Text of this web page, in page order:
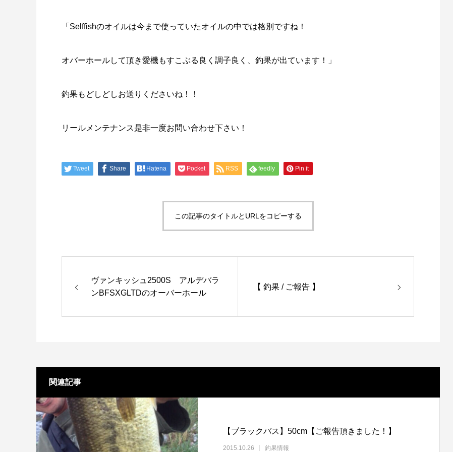
「Selffishのオイルは今まで使っていたオイルの中では格別ですね！
オバーホールして頂き愛機もすこぶる良く調子良く、釣果が出ています！」
釣果もどしどしお送りくださいね！！
リールメンテナンス是非一度お問い合わせ下さい！
Tweet Share Hatena Pocket RSS feedly Pin it
この記事のタイトルとURLをコピーする
ヴァンキッシュ2500S アルデバラ
ンBFSXGLTDのオーバーホール
【 釣果 / ご報告 】
関連記事
【ブラックバス】50cm【ご報告頂きました！】
2015.10.26 釣果情報